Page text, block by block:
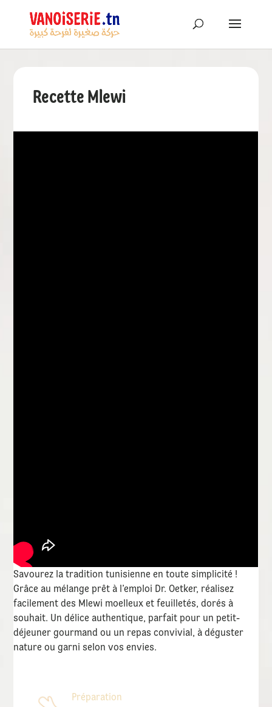
Recette Mlewi
Savourez la tradition tunisienne en toute simplicité !
Grâce au mélange prêt à l’emploi Dr. Oetker, réalisez
facilement des Mlewi moelleux et feuilletés, dorés à
souhait. Un délice authentique, parfait pour un petit-
déjeuner gourmand ou un repas convivial, à déguster
nature ou garni selon vos envies.
Préparation